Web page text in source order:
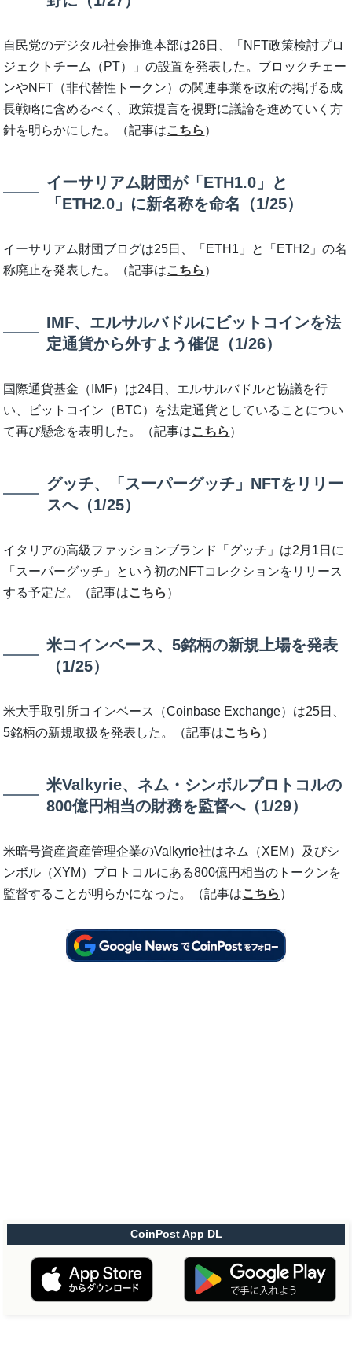
自民党のデジタル社会推進本部は26日、「NFT政策検討プロ
ジェクトチーム（PT）」の設置を発表した。ブロックチェー
ンやNFT（非代替性トークン）の関連事業を政府の掲げる成
長戦略に含めるべく、政策提言を視野に議論を進めていく方
針を明らかにした。（記事はこちら ）
イーサリアム財団が「ETH1.0」と
「ETH2.0」に新名称を命名（1/25）
イーサリアム財団ブログは25日、「ETH1」と「ETH2」の名
称廃止を発表した。（記事はこちら ）
IMF、エルサルバドルにビットコインを法
定通貨から外すよう催促（1/26）
国際通貨基金（IMF）は24日、エルサルバドルと協議を行
い、ビットコイン（BTC）を法定通貨としていることについ
て再び懸念を表明した。（記事はこちら ）
グッチ、「スーパーグッチ」NFTをリリー
スへ（1/25）
イタリアの高級ファッションブランド「グッチ」は2月1日に
「スーパーグッチ」という初のNFTコレクションをリリース
する予定だ。（記事はこちら ）
米コインベース、5銘柄の新規上場を発表
（1/25）
米大手取引所コインベース（Coinbase Exchange）は25日、
5銘柄の新規取扱を発表した。（記事はこちら ）
米Valkyrie、ネム・シンボルプロトコルの
800億円相当の財務を監督へ（1/29）
米暗号資産資産管理企業のValkyrie社はネム（XEM）及びシ
ンボル（XYM）プロトコルにある800億円相当のトークンを
監督することが明らかになった。（記事はこちら ）
CoinPost App DL